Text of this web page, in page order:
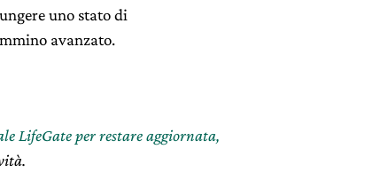
uno stato di
avanzato.
LifeGate per restare aggiornata,